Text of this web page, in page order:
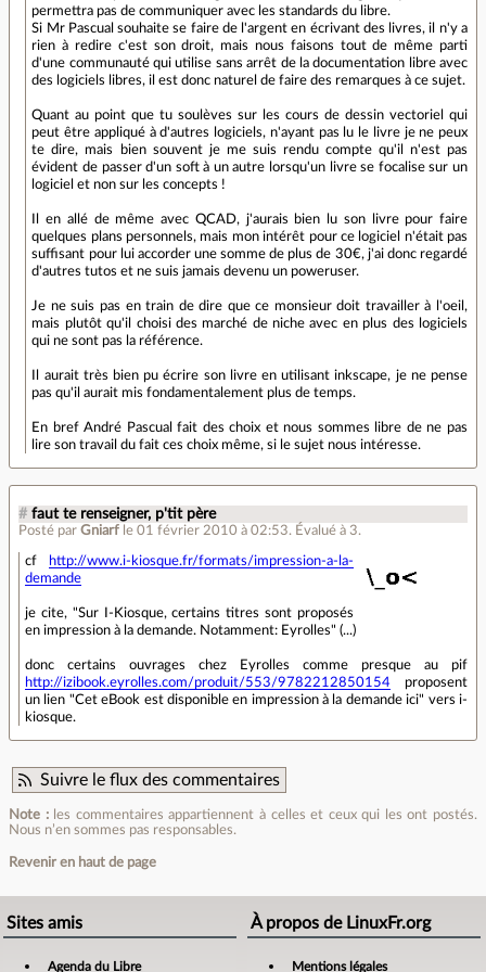
permettra pas de communiquer avec les standards du libre.
Si Mr Pascual souhaite se faire de l'argent en écrivant des livres, il n'y a
rien à redire c'est son droit, mais nous faisons tout de même parti
d'une communauté qui utilise sans arrêt de la documentation libre avec
des logiciels libres, il est donc naturel de faire des remarques à ce sujet.
Quant au point que tu soulèves sur les cours de dessin vectoriel qui
peut être appliqué à d'autres logiciels, n'ayant pas lu le livre je ne peux
te dire, mais bien souvent je me suis rendu compte qu'il n'est pas
évident de passer d'un soft à un autre lorsqu'un livre se focalise sur un
logiciel et non sur les concepts !
Il en allé de même avec QCAD, j'aurais bien lu son livre pour faire
quelques plans personnels, mais mon intérêt pour ce logiciel n'était pas
suffisant pour lui accorder une somme de plus de 30€, j'ai donc regardé
d'autres tutos et ne suis jamais devenu un poweruser.
Je ne suis pas en train de dire que ce monsieur doit travailler à l'oeil,
mais plutôt qu'il choisi des marché de niche avec en plus des logiciels
qui ne sont pas la référence.
Il aurait très bien pu écrire son livre en utilisant inkscape, je ne pense
pas qu'il aurait mis fondamentalement plus de temps.
En bref André Pascual fait des choix et nous sommes libre de ne pas
lire son travail du fait ces choix même, si le sujet nous intéresse.
# faut te renseigner, p'tit père
Posté par Gniarf le 01 février 2010 à 02:53. Évalué à 3.
cf
http://www.i-kiosque.fr/formats/impression-a-la-
demande
je cite, "Sur I-Kiosque, certains titres sont proposés
en impression à la demande. Notamment: Eyrolles" (...)
donc certains ouvrages chez Eyrolles comme presque au pif
http://izibook.eyrolles.com/produit/553/9782212850154 proposent
un lien "Cet eBook est disponible en impression à la demande ici" vers i-
kiosque.
Suivre le flux des commentaires
Note :les commentaires appartiennent à celles et ceux qui les ont postés.
Nous n’en sommes pas responsables.
Revenir en haut de page
Sites amis
Agenda du Libre
À propos de LinuxFr.org
Mentions légales